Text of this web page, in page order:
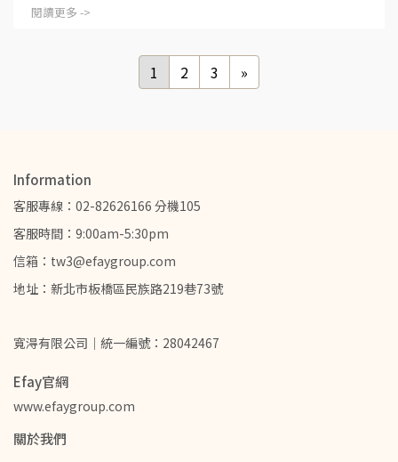
閱讀更多 ->
1 2 3 »
Information
客服專線：02-82626166 分機105
客服時間：9:00am-5:30pm
信箱：tw3@efaygroup.com
地址：新北市板橋區民族路219巷73號
寬淂有限公司｜統一編號：28042467
Efay官網
www.efaygroup.com
關於我們